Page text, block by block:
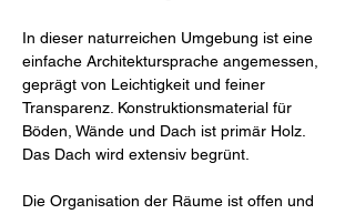
In dieser naturreichen Umgebung ist eine
einfache Architektursprache angemessen,
geprägt von Leichtigkeit und feiner
Transparenz. Konstruktionsmaterial für
Böden, Wände und Dach ist primär Holz.
Das Dach wird extensiv begrünt.
Die Organisation der Räume ist offen und